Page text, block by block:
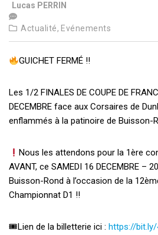
Lucas PERRIN
Actualité, Evénements
GUICHET FERMÉ !!
Les 1/2 FINALES DE COUPE DE
DECEMBRE face aux Corsaires de
enflammés à la patinoire de Buisson-
Nous les attendons pour la 1ère
AVANT, ce SAMEDI 16 DECEMBRE –
Buisson-Rond à l’occasion de la
Championnat D1 !!
🎟Lien de la billetterie ici : https://bit.ly/